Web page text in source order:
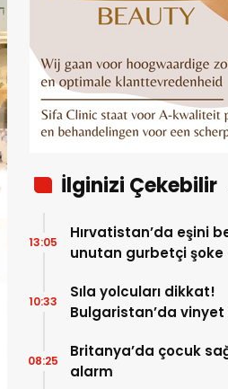
İlginizi Çekebilir
Hırvatistan’da eşini
unutan gurbetçi şoke
13:05
Sıla yolcuları dikkat!
Bulgaristan’da
10:33
Britanya’da çocuk
alarm
08:25